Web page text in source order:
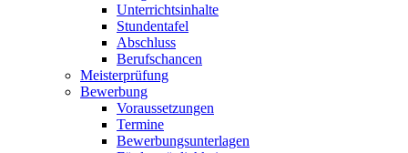
Unterrichtsinhalte
Stundentafel
Abschluss
Berufschancen
Meisterprüfung
Bewerbung
Voraussetzungen
Termine
Bewerbungsunterlagen